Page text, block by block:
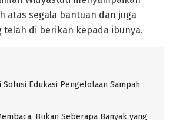
atas segala bantuan dan juga
telah di berikan kepada ibunya.
Solusi Edukasi Pengelolaan Sampah
Bukan Seberapa Banyak yang